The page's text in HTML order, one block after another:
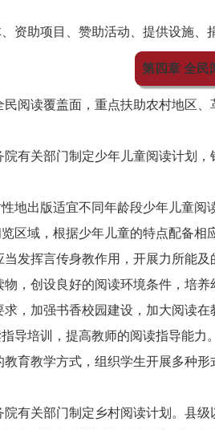
资助项目、赞助活动、提供设施、
第四章 全民
阅读覆盖面，重点扶助农村地区
有关部门制定少年儿童阅读计划
地出版适宜不同年龄段少年儿童阅
区域，根据少年儿童的特点配备相
发挥言传身教作用，开展力所能
，创设良好的阅读环境条件，培养
，加强书香校园建设，加大阅读
导培训，提高教师的阅读指导能力。
育教学方式，组织学生开展多种
有关部门制定乡村阅读计划。县